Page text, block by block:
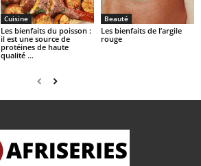
Cuisine
Les bienfaits du poisson :
il est une source de
protéines de haute
qualité …
Beauté
Les bienfaits de l’argile
rouge